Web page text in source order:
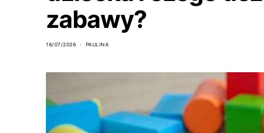
zabawy?
16/07/2026 PAULINA